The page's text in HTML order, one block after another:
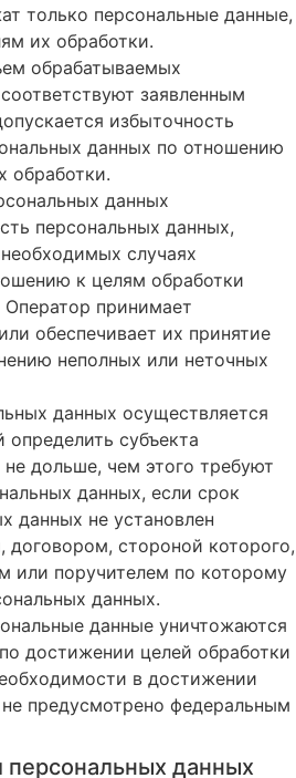
только персональные данные,
их обработки.
обрабатываемых
заявленным
избыточность
данных по отношению
обработки.
данных
персональных данных,
случаях
к целям обработки
принимает
обеспечивает их принятие
неполных или неточных
данных осуществляется
субъекта
дольше, чем этого требуют
данных, если срок
данных не установлен
стороной которого,
или поручителем по которому
данных.
данные уничтожаются
достижении целей обработки
в достижении
предусмотрено федеральным
персональных данных